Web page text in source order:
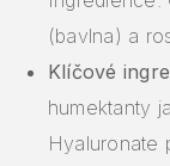
(bavlna) a
Klíčové
humektanty
Hyaluronate